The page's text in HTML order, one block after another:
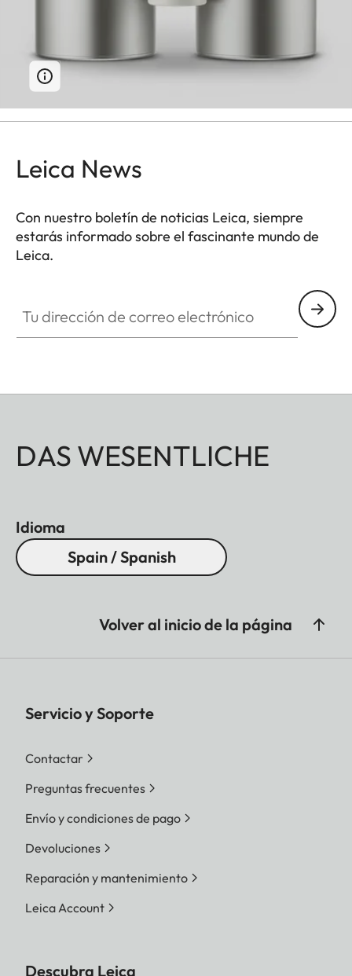
Leica News
Con nuestro boletín de noticias Leica, siempre
estarás informado sobre el fascinante mundo de
Leica.
DAS WESENTLICHE
Idioma
Spain / Spanish
Volver al inicio de la página
Servicio y Soporte
Contactar
Preguntas frecuentes
Envío y condiciones de pago
Devoluciones
Reparación y mantenimiento
Leica Account
Descubra Leica